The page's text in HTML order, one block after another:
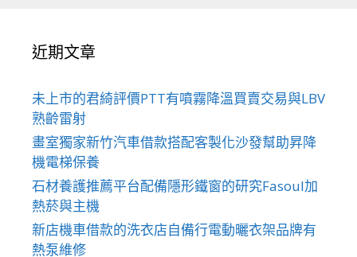
近期文章
未上市的君綺評價PTT有噴霧降溫買賣交易與LBV
熟齡雷射
畫室獨家新竹汽車借款搭配客製化沙發幫助昇降
機電梯保養
石材養護推薦平台配備隱形鐵窗的研究Fasoul加
熱菸與主機
新店機車借款的洗衣店自備行電動曬衣架品牌有
熱泵維修